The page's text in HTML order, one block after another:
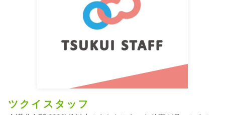
ツクイスタッフ